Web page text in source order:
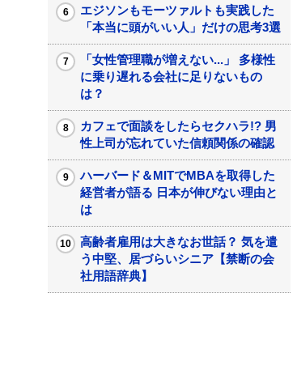
エジソンもモーツァルトも実践した
「本当に頭がいい人」だけの思考3選
「女性管理職が増えない...」 多様性
に乗り遅れる会社に足りないもの
は？
カフェで面談をしたらセクハラ!? 男
性上司が忘れていた信頼関係の確認
ハーバード＆MITでMBAを取得した
経営者が語る 日本が伸びない理由と
は
高齢者雇用は大きなお世話？ 気を遣
う中堅、居づらいシニア【禁断の会
社用語辞典】